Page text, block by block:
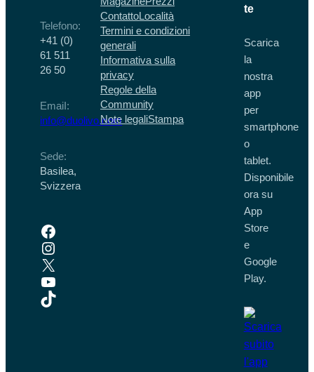
Telefono:
+41 (0)
61 511
26 50
EmaiI:
info@duolivo.com
Sede:
Basilea,
Svizzera
Facebook
Instagram
X
YouTube
TikTok
ContattoLocalità
Termini e condizioni
generali
Informativa sulla
privacy
Regole della
Community
Note legaliStampa
te
Scarica
la
nostra
app
per
smartphone
o
tablet.
Disponibile
ora su
App
Store
e
Google
Play.